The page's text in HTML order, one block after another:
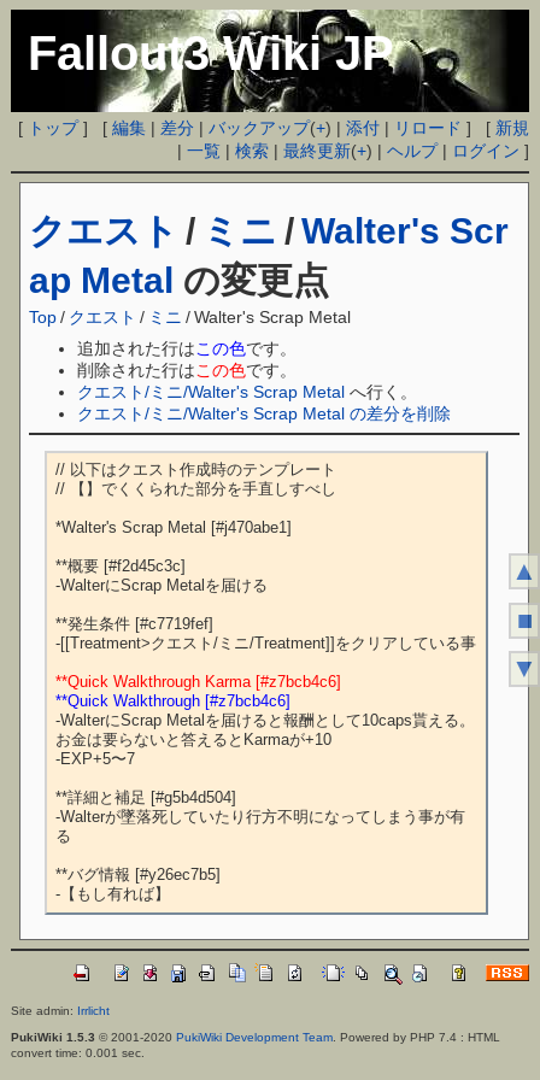
Fallout3 Wiki JP
[ トップ] [編集 | 差分 |バックアップ(+) |添付 | リロード ] [ 新規
|一覧 |検索 |最終更新(+) |ヘルプ| ログイン ]
クエスト / ミニ /Walter's Scr
ap Metal の変更点
Top / クエスト / ミニ / Walter's Scrap Metal
追加された行はこの色です。
削除された行はこの色です。
クエスト/ミニ/Walter's Scrap Metal へ行く。
クエスト/ミニ/Walter's Scrap Metal の差分を削除
// 以下はクエスト作成時のテンプレート
// 【】でくくられた部分を手直しすべし
*Walter's Scrap Metal [#j470abe1]
**概要 [#f2d45c3c]
-WalterにScrap Metalを届ける
**発生条件 [#c7719fef]
-[[Treatment>クエスト/ミニ/Treatment]]をクリアしている事
**Quick Walkthrough Karma [#z7bcb4c6]
**Quick Walkthrough [#z7bcb4c6]
-WalterにScrap Metalを届けると報酬として10caps貰える。
お金は要らないと答えるとKarmaが+10
-EXP+5〜7
**詳細と補足 [#g5b4d504]
-Walterが墜落死していたり行方不明になってしまう事が有
る
**バグ情報 [#y26ec7b5]
Site admin: Irrlicht
PukiWiki 1.5.3 © 2001-2020 PukiWiki Development Team. Powered by PHP 7.4 : HTML
convert time: 0.001 sec.
▲
■
▼